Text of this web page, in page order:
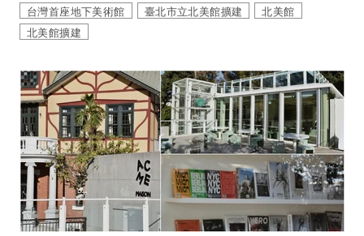
台灣首座地下美術館 臺北市立北美館擴建
北美館
北美館擴建